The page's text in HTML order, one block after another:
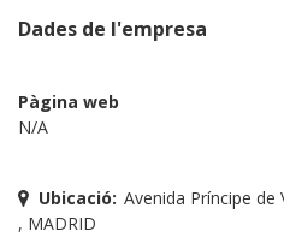
Dades de l'empresa
Pàgina web
N/A
Ubicació: Avenida Príncipe de
, MADRID